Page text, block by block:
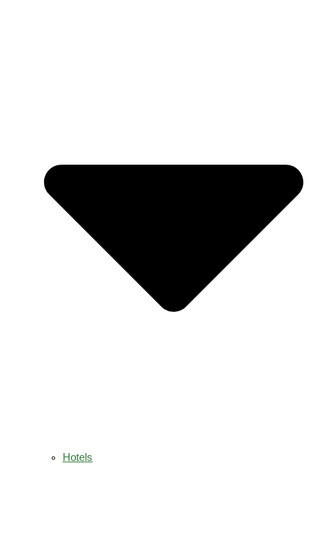
Hotels